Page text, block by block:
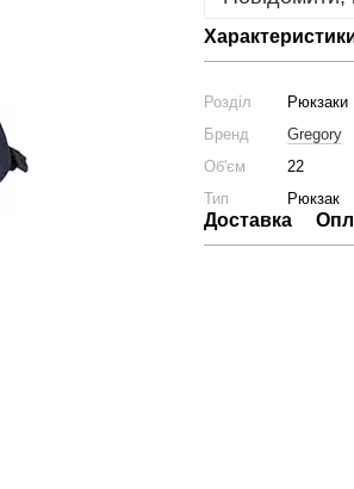
Розділ
Рюкзаки
Бренд
Gregory
Об'єм
22
Тип
Рюкзак
Доставка